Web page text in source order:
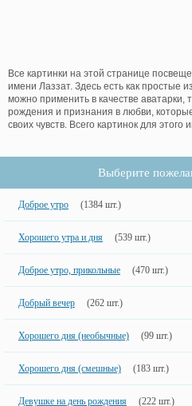
Все картинки на этой странице
имени Лаззат. Здесь есть как простые
можно применить в качестве аватарки,
рождения и признания в любви,
своих чувств. Всего картинок для этого
Выберите
Доброе утро (1384 шт.)
Хорошего утра и дня (539 шт.)
Доброе утро, прикольные (470 шт.)
Добрый вечер (262 шт.)
Хорошего дня (необычные) (99 шт.)
Хорошего дня (смешные) (183 шт.)
Девушке на день рождения (222 шт.)